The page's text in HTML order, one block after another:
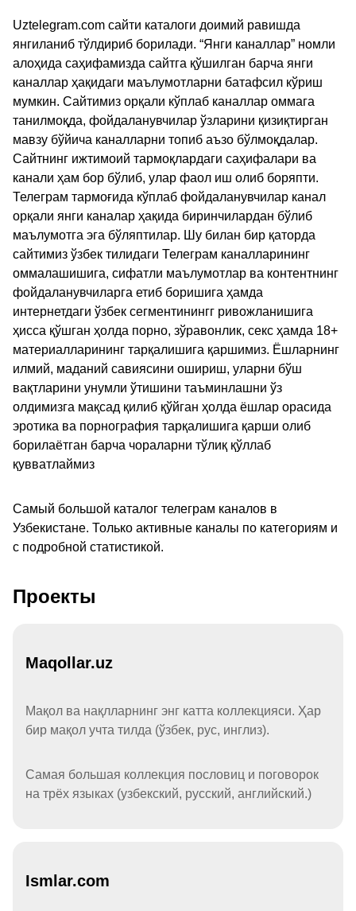
Uztelegram.com сайти каталоги доимий равишда
янгиланиб тўлдириб борилади. “Янги каналлар” номли
алоҳида саҳифамизда сайтга қўшилган барча янги
каналлар ҳақидаги маълумотларни батафсил кўриш
мумкин. Сайтимиз орқали кўплаб каналлар оммага
танилмоқда, фойдаланувчилар ўзларини қизиқтирган
мавзу бўйича каналларни топиб аъзо бўлмоқдалар.
Сайтнинг ижтимоий тармоқлардаги саҳифалари ва
канали ҳам бор бўлиб, улар фаол иш олиб боряпти.
Телеграм тармоғида кўплаб фойдаланувчилар канал
орқали янги каналар ҳақида биринчилардан бўлиб
маълумотга эга бўляптилар. Шу билан бир қаторда
сайтимиз ўзбек тилидаги Телеграм каналларининг
оммалашишига, сифатли маълумотлар ва контентнинг
фойдаланувчиларга етиб боришига ҳамда
интернетдаги ўзбек сегментинингг ривожланишига
ҳисса қўшган ҳолда порно, зўравонлик, секс ҳамда 18+
материалларининг тарқалишига қаршимиз. Ёшларнинг
илмий, маданий савиясини ошириш, уларни бўш
вақтларини унумли ўтишини таъминлашни ўз
олдимизга мақсад қилиб қўйган ҳолда ёшлар орасида
эротика ва порнография тарқалишига қарши олиб
борилаётган барча чораларни тўлиқ қўллаб
қувватлаймиз
Самый большой каталог телеграм каналов в
Узбекистане. Только активные каналы по категориям и
с подробной статистикой.
Проекты
Maqollar.uz
Мақол ва нақлларнинг энг катта коллекцияси. Ҳар
бир мақол учта тилда (ўзбек, рус, инглиз).
Самая большая коллекция пословиц и поговорок
на трёх языках (узбекский, русский, английский.)
Ismlar.com